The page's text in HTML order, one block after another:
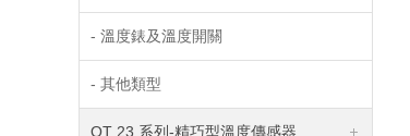
- 溫度錶及溫度開關
- 其他類型
OT 23 系列-精巧型溫度傳感器